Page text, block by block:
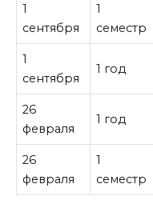
1
сентября
1
семестр
1
сентября
1 год
26
февраля
1 год
26
февраля
1
семестр